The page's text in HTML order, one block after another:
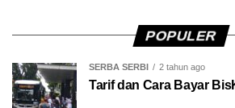
POPULER
SERBA SERBI 2 tahun ago
Tarif dan Cara Bayar